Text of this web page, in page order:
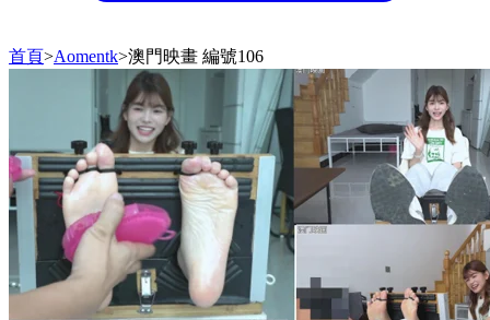
首頁>Aomentk>澳門映畫 編號106